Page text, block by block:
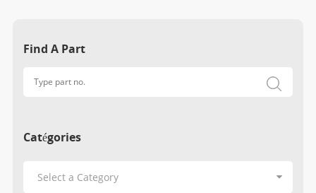
Find A Part
Catégories